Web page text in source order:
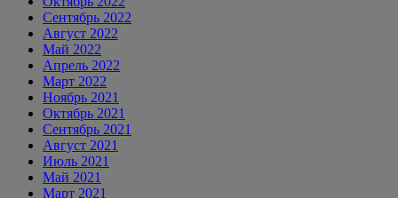
Сентябрь 2022
Август 2022
Май 2022
Апрель 2022
Март 2022
Ноябрь 2021
Октябрь 2021
Сентябрь 2021
Август 2021
Июль 2021
Май 2021
Март 2021